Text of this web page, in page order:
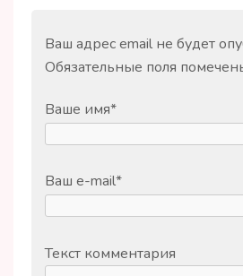
Ваш адрес email не будет
Обязательные поля
Ваше имя*
Ваш e-mail*
Текст комментария